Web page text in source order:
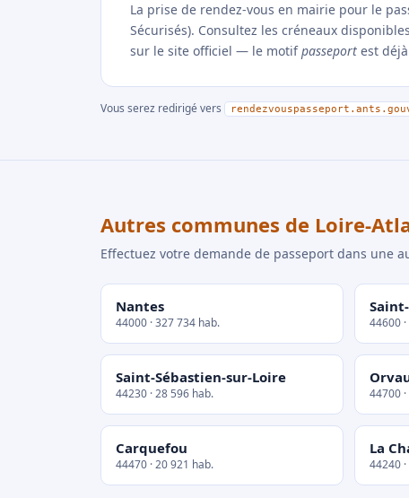
La prise de rendez-vous en mairie pour le
Sécurisés). Consultez les créneaux
sur le site officiel — le motifpasseport est
Vous serez redirigé vers
Autres communes de Loire-
Effectuez votre demande de passeport dans une
Nantes
44000 · 327 734 hab. 44600
Saint-Sébastien-sur-Loire
44230 · 28 596 hab. 44700
Carquefou
44470 · 20 921 hab.
La
44240